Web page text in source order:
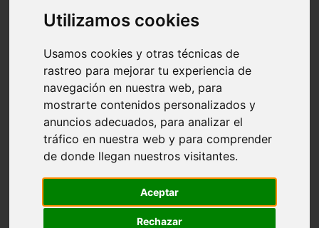
Utilizamos cookies
Usamos cookies y otras técnicas de
rastreo para mejorar tu experiencia de
navegación en nuestra web, para
mostrarte contenidos personalizados y
anuncios adecuados, para analizar el
tráfico en nuestra web y para comprender
de donde llegan nuestros visitantes.
Aceptar
Rechazar
ventas
mantenimiento
marketing
bienestar
peque os mam feros
verano
legislaci n
peluquer a
accesorios
peluquer a canina
complementos
comportamiento
reptiles